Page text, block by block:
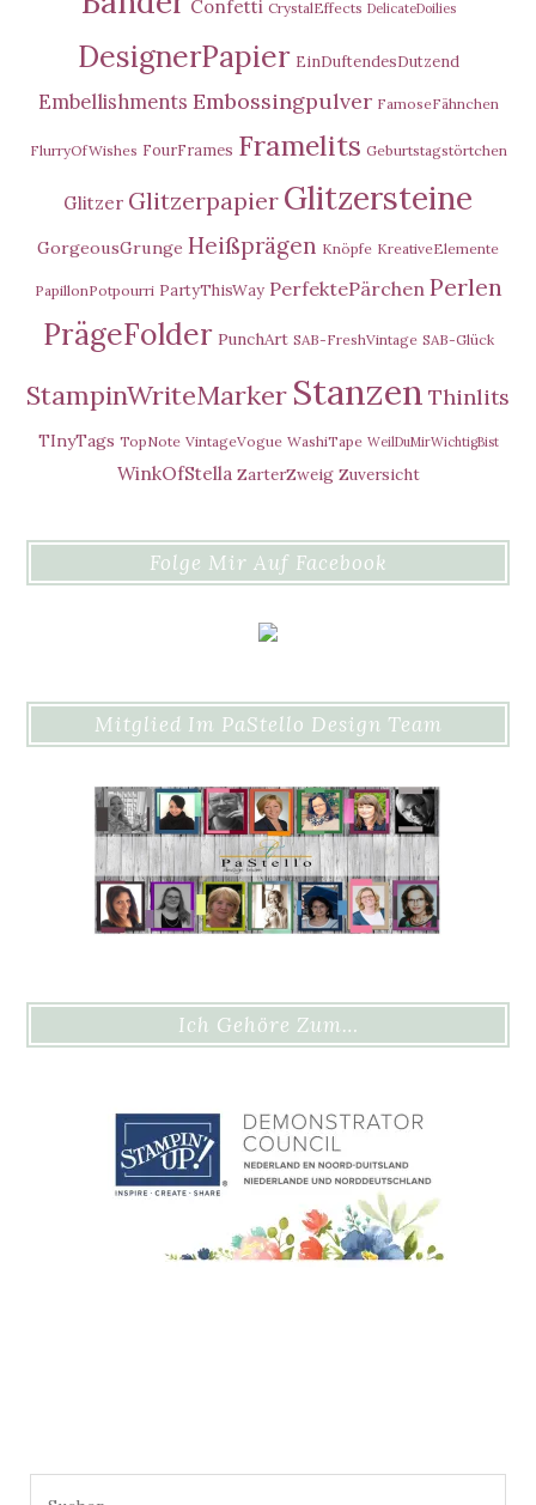
Confetti CrystalEffects DelicateDoilies
DesignerPapier EinDuftendesDutzend
Embellishments Embossingpulver FamoseFähnchen
FlurryOfWishes FourFrames Framelits Geburtstagstörtchen
Glitzer Glitzerpapier Glitzersteine
GorgeousGrunge Heißprägen Knöpfe KreativeElemente
PapillonPotpourri PartyThisWay PerfektePärchen Perlen
PrägeFolder PunchArt SAB-FreshVintage SAB-Glück
StampinWriteMarker Stanzen Thinlits
TInyTags TopNote VintageVogue WashiTape WeilDuMirWichtigBist
WinkOfStella ZarterZweig Zuversicht
Folge Mir Auf Facebook
Mitglied Im PaStello Design Team
Ich Gehöre Zum…